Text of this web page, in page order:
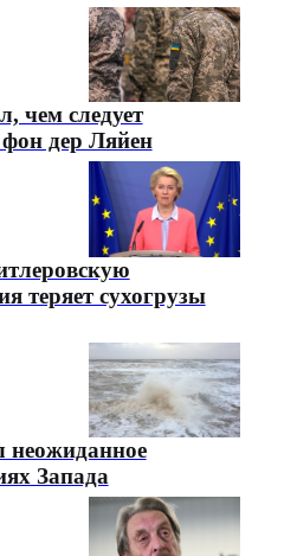
чем следует
дер Ляйен
теряет сухогрузы
неожиданное
Запада